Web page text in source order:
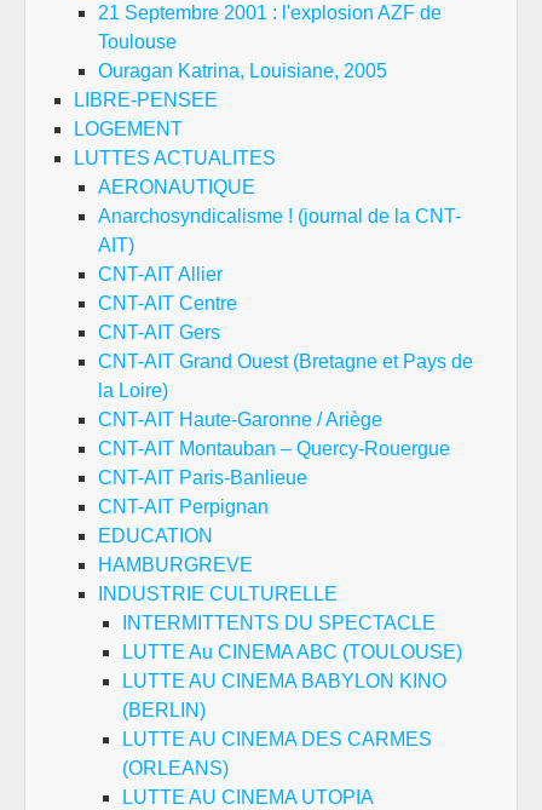
21 Septembre 2001 : l'explosion AZF de
Toulouse
Ouragan Katrina, Louisiane, 2005
LIBRE-PENSEE
LOGEMENT
LUTTES ACTUALITES
AERONAUTIQUE
Anarchosyndicalisme ! (journal de la CNT-
AIT)
CNT-AIT Allier
CNT-AIT Centre
CNT-AIT Gers
CNT-AIT Grand Ouest (Bretagne et Pays de
la Loire)
CNT-AIT Haute-Garonne / Ariège
CNT-AIT Montauban – Quercy-Rouergue
CNT-AIT Paris-Banlieue
CNT-AIT Perpignan
EDUCATION
HAMBURGREVE
INDUSTRIE CULTURELLE
INTERMITTENTS DU SPECTACLE
LUTTE Au CINEMA ABC (TOULOUSE)
LUTTE AU CINEMA BABYLON KINO
(BERLIN)
LUTTE AU CINEMA DES CARMES
(ORLEANS)
LUTTE AU CINEMA UTOPIA